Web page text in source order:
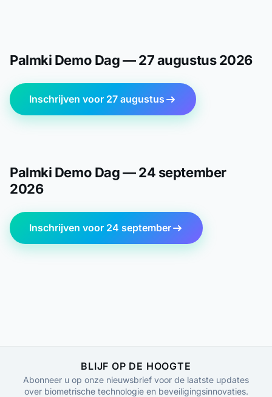
Palmki Demo Dag — 27 augustus 2026
Inschrijven voor 27 augustus
Palmki Demo Dag — 24 september
2026
Inschrijven voor 24 september
BLIJF OP DE HOOGTE
Abonneer u op onze nieuwsbrief voor de laatste updates
over biometrische technologie en beveiligingsinnovaties.